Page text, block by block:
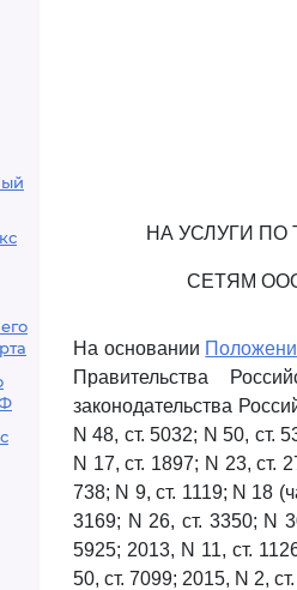
НА УСЛУГИ
СЕТЯМ
На основании
Правительства
законодательства
N 48, ст. 5032; N 50, ст.
N 17, ст. 1897; N 23, ст.
738; N 9, ст. 1119; N 18
3169; N 26, ст. 3350; N
5925; 2013, N 11, ст.
50, ст. 7099; 2015, N 2,